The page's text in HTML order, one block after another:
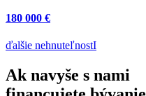
180 000 €
ďalšie nehnuteľnostI
Ak navyše s nami